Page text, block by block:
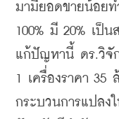
มามียอดขายน้อย
100% มี 20% เป็
แก้ปัญหานี้ ดร.วิจั
1 เครื่องราคา 35
กระบวนการแปลง